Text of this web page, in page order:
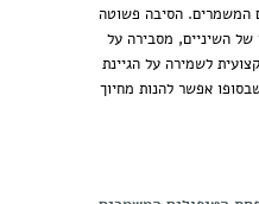
המשמרים. הסיבה פשוטה
של השיניים, מסבירה על
לשמירה על הגיינת
אפשר להנות מחיוך